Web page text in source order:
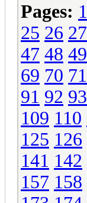
Pages: 1
25 26 27
47 48 49
69 70 71
91 92 93
109 110
125 126
141 142
157 158